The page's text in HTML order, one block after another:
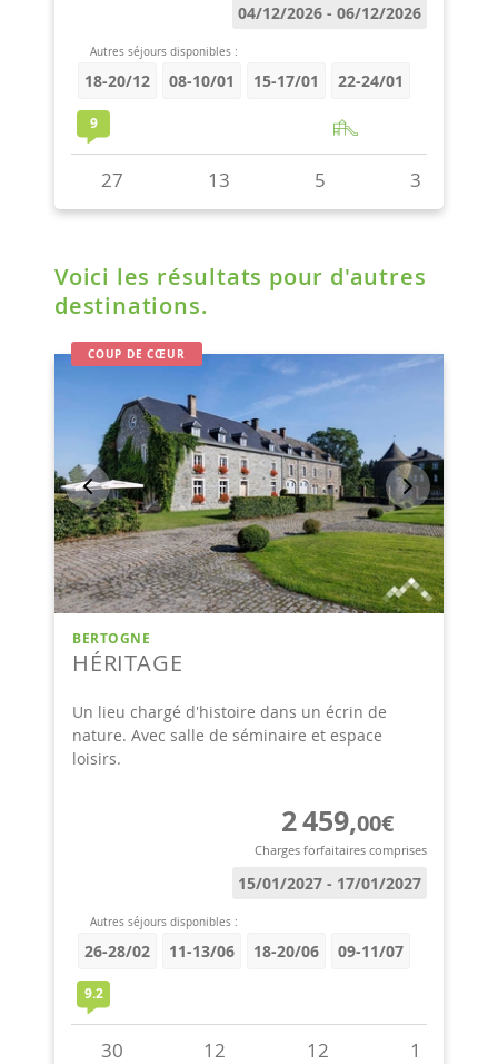
Voici les résultats pour d'autres
destinations.